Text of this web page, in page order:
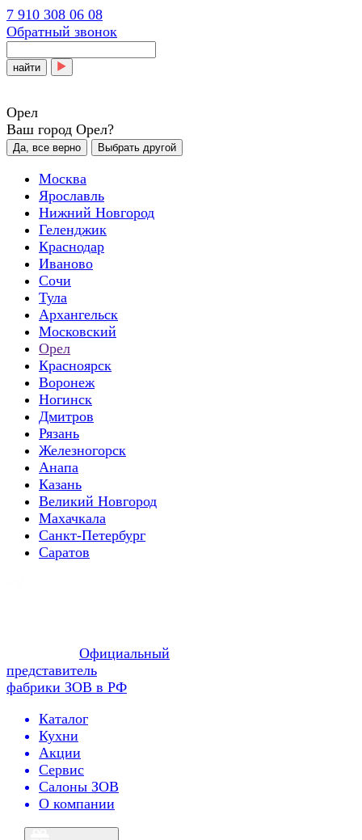
7 910 308 06 08
Обратный звонок
найти
Орел
Ваш город Орел?
Да, все верно Выбрать другой
Москва
Ярославль
Нижний Новгород
Геленджик
Краснодар
Иваново
Сочи
Тула
Архангельск
Московский
Орел
Красноярск
Воронеж
Ногинск
Дмитров
Рязань
Железногорск
Анапа
Казань
Великий Новгород
Махачкала
Санкт-Петербург
Саратов
Официальный
представитель
фабрики ЗОВ в РФ
Каталог
Кухни
Акции
Сервис
Салоны ЗОВ
О компании